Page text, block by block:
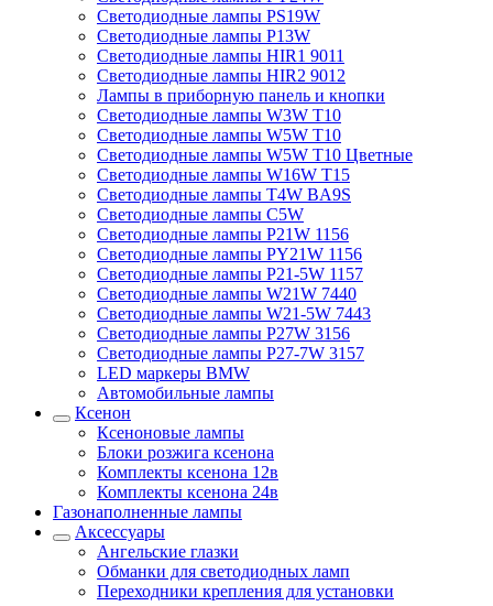
Светодиодные лампы PS19W
Светодиодные лампы P13W
Светодиодные лампы HIR1 9011
Светодиодные лампы HIR2 9012
Лампы в приборную панель и кнопки
Светодиодные лампы W3W T10
Светодиодные лампы W5W T10
Светодиодные лампы W5W T10 Цветные
Светодиодные лампы W16W T15
Светодиодные лампы T4W BA9S
Светодиодные лампы C5W
Светодиодные лампы P21W 1156
Светодиодные лампы PY21W 1156
Светодиодные лампы P21-5W 1157
Светодиодные лампы W21W 7440
Светодиодные лампы W21-5W 7443
Светодиодные лампы P27W 3156
Светодиодные лампы P27-7W 3157
LED маркеры BMW
Автомобильные лампы
Ксенон
Ксеноновые лампы
Блоки розжига ксенона
Комплекты ксенона 12в
Комплекты ксенона 24в
Газонаполненные лампы
Аксессуары
Ангельские глазки
Обманки для светодиодных ламп
Переходники крепления для установки